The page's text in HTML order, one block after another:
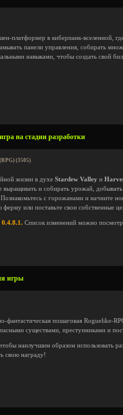
платформер в киберпанк-вселенной,
панели управления, собирать
навыками, чтобы создать свой
на стадии разработки
(3505)
жизни в духе Stardew Valley и
и собирать урожай, добывать
с горожанами и начните
или поставьте свои собственные
0.4.8.1. Список изменений можно
игры
фантастическая пошаговая Roguelike-
существами, преступниками и
наилучшим образом использовать
свою награду!